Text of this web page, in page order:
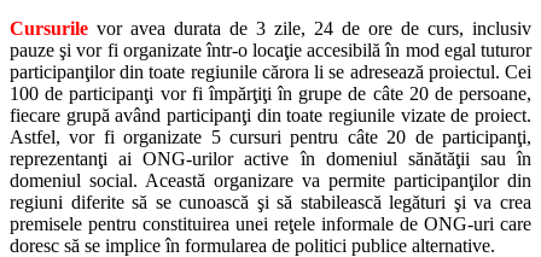
Cursurile vor avea durata de 3 zile, 24 de ore de curs, inclusiv
pauze şi vor fi organizate într-o locaţie accesibilă în mod egal tuturor
participanţilor din toate regiunile cărora li se adresează proiectul. Cei
100 de participanţi vor fi împărţiţi în grupe de câte 20 de persoane,
fiecare grupă având participanţi din toate regiunile vizate de proiect.
Astfel, vor fi organizate 5 cursuri pentru câte 20 de participanţi,
reprezentanţi ai ONG-urilor active în domeniul sănătăţii sau în
domeniul social. Această organizare va permite participanţilor din
regiuni diferite să se cunoască şi să stabilească legături şi va crea
premisele pentru constituirea unei reţele informale de ONG-uri care
doresc să se implice în formularea de politici publice alternative.